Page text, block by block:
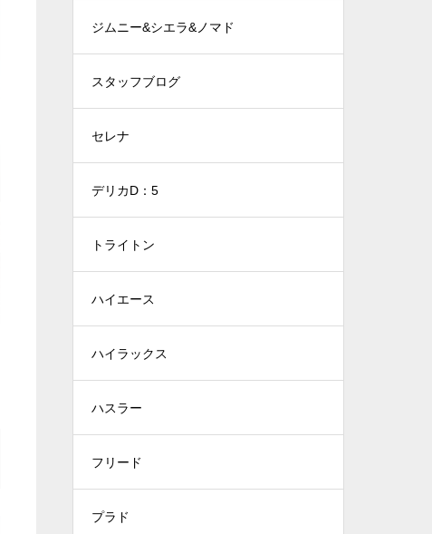
ジムニー&シエラ&ノマド
スタッフブログ
セレナ
デリカD：5
トライトン
ハイエース
ハイラックス
ハスラー
フリード
プラド